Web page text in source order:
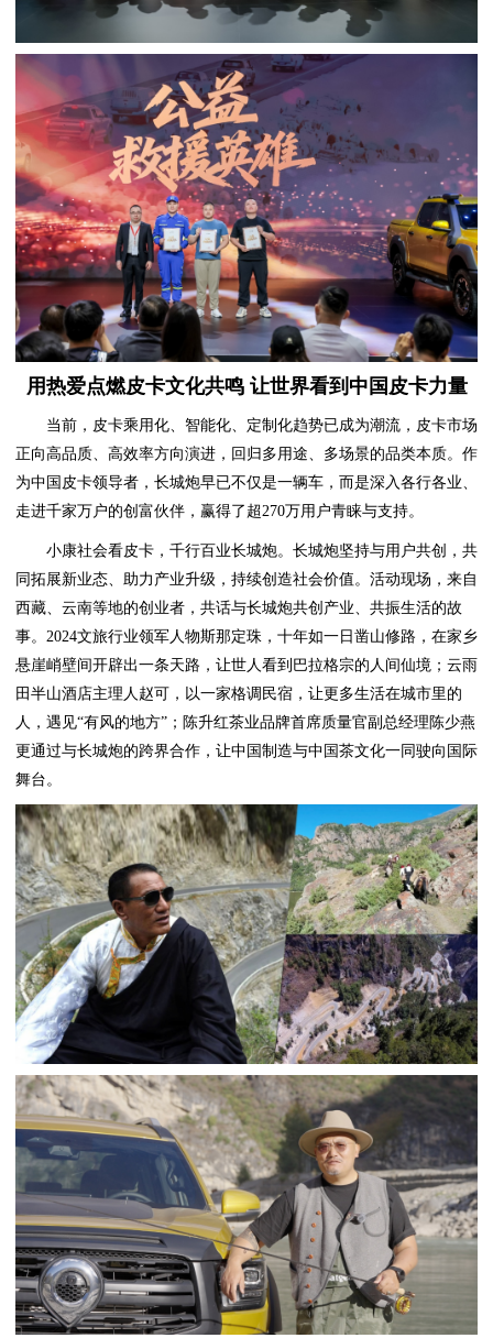
用热爱点燃皮卡文化共鸣 让世界看到中国皮卡力量
当前，皮卡乘用化、智能化、定制化趋势已成为潮流，皮卡市场
正向高品质、高效率方向演进，回归多用途、多场景的品类本质。作
为中国皮卡领导者，长城炮早已不仅是一辆车，而是深入各行各业、
走进千家万户的创富伙伴，赢得了超270万用户青睐与支持。
小康社会看皮卡，千行百业长城炮。长城炮坚持与用户共创，共
同拓展新业态、助力产业升级，持续创造社会价值。活动现场，来自
西藏、云南等地的创业者，共话与长城炮共创产业、共振生活的故
事。2024文旅行业领军人物斯那定珠，十年如一日凿山修路，在家乡
悬崖峭壁间开辟出一条天路，让世人看到巴拉格宗的人间仙境；云雨
田半山酒店主理人赵可，以一家格调民宿，让更多生活在城市里的
人，遇见“有风的地方”；陈升红茶业品牌首席质量官副总经理陈少燕
更通过与长城炮的跨界合作，让中国制造与中国茶文化一同驶向国际
舞台。